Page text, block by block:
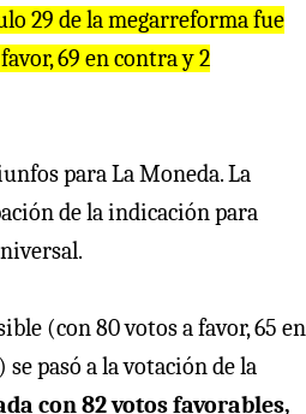
29 de la megarreforma fue
69 en contra y 2
para La Moneda. La
de la indicación para
(con 80 votos a favor, 65 en
pasó a la votación de la
con 82 votos favorables,